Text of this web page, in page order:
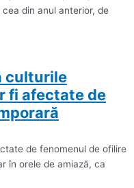
din anul anterior, de
culturile
fi afectate de
de fenomenul de ofilire
în orele de amiază, ca